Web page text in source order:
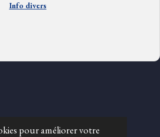
pour améliorer votre
Info divers